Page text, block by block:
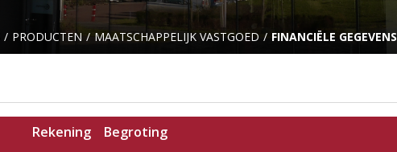
PRODUCTEN MAATSCHAPPELIJK VASTGOED FINANCIËLE GEGEVENS
Rekening
Begroting